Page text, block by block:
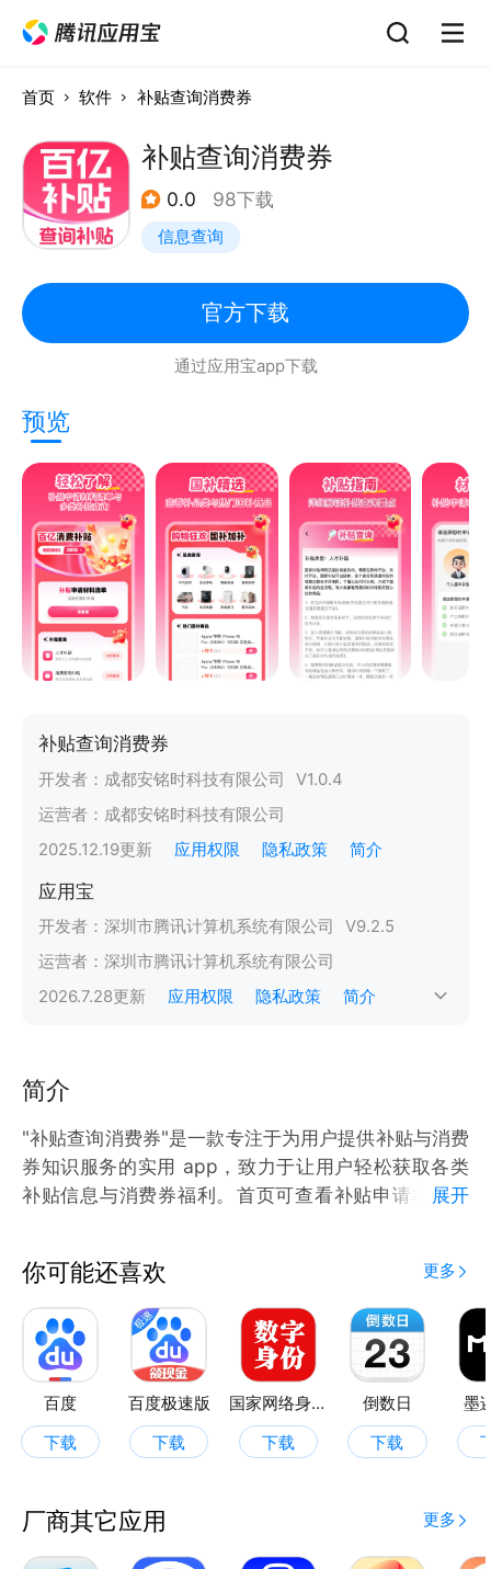
首页 软件 补贴查询消费券
补贴查询消费券
0.0 98下载
信息查询
官方下载
通过应用宝app下载
预览
补贴查询消费券
开发者： 成都安铭时科技有限公司 V1.0.4
运营者： 成都安铭时科技有限公司
2025.12.19更新 应用权限 隐私政策 简介
应用宝
开发者： 深圳市腾讯计算机系统有限公司 V9.2.5
运营者： 深圳市腾讯计算机系统有限公司
2026.7.28更新 应用权限 隐私政策 简介
简介
"补贴查询消费券"是一款专注于为用户提供补贴与消费
券知识服务的实用 app，致力于让用户轻松获取各类
补贴信息与消费券福利。​首页可查看补贴申请材料清
查看手机数码、生活家电等国补品类，还能查看热门国
补商品，让用户及时了解国补动态；​软件为用户详细解
读补贴查询的要点，助力轻松获取补贴，清晰呈现各类
补贴申请所需材料，让申请准备更有条理，享受更多实
展开
你可能还喜欢 更多
百度
下载
百度极速版
下载
国家网络身份认证
下载
倒数日
下载
墨
厂商其它应用 更多